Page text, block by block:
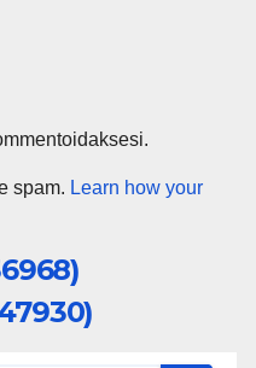
spam. Learn how your